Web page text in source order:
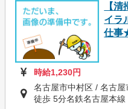
【
イラ
仕事
時給1,230円
名古屋市中村区 / 名古
徒歩 5分名鉄名古屋本線